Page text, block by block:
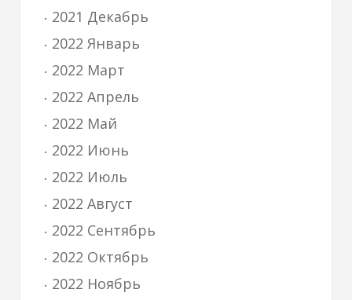
2021 Декабрь
2022 Январь
2022 Март
2022 Апрель
2022 Май
2022 Июнь
2022 Июль
2022 Август
2022 Сентябрь
2022 Октябрь
2022 Ноябрь